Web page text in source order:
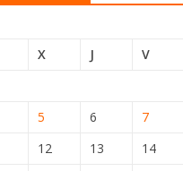
X J V
5 6 7
12 13 14